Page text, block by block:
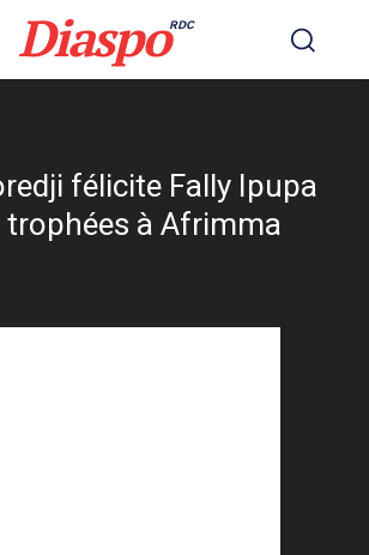
DiaspoRDC
félicite Fally Ipupa
trophées à Afrimma